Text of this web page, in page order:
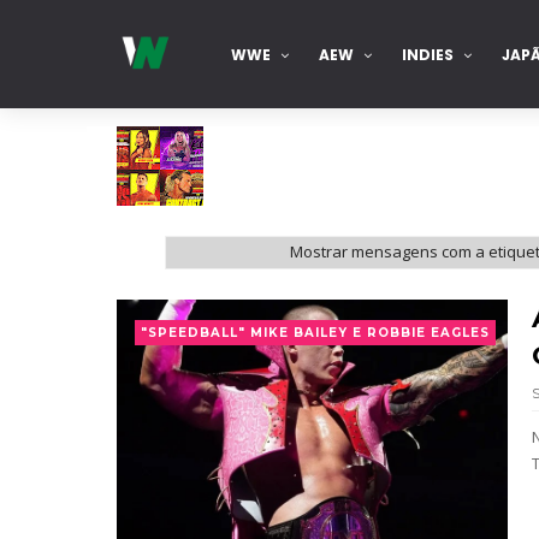
WWE AEW INDIES
AEW Dynamite 05AUG26
Aug 06 2026
WWE NXT 04 Aug 2026
Unknown-Aug 05 2026
WWE Monday Night Raw 03 Aug 2026
Unknown-Aug 04 2026
WWE SummerSlam 2026 - Sunday
-Aug 02 2026
Mostrar mensagens com a
"SPEEDBALL" MIKE BAILEY E ROBBIE EAGLES